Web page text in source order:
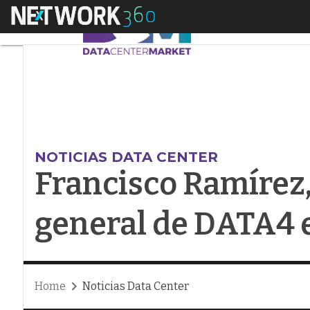
Menú
NOTICIAS DATA CENTER
Francisco
general de DATA4
Home Noticias Data Center